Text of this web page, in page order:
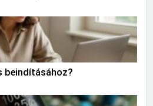
beindításához?